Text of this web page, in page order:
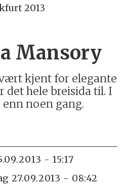
2013
Mansory
kjent for elegante
det hele breisida til. I
noen gang.
- 15:17
27.09.2013 - 08:42